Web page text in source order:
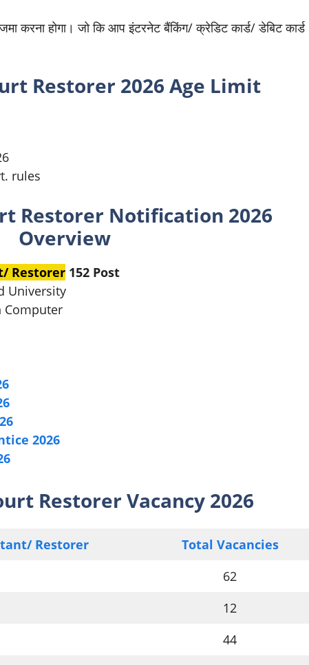
करना होगा। जो कि आप इंटरनेट बैंकिंग/ क्रेडिट कार्ड/ डेबिट कार्ड
Restorer 2026 Age Limit
rules
Restorer Notification 2026
Overview
Restorer 152 Post
University
Computer
2026
Restorer Vacancy 2026
Restorer
Total Vacancies
62
12
44